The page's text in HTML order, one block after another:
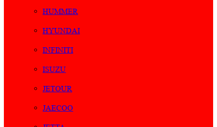
HUMMER
HYUNDAI
INFINITI
ISUZU
JETOUR
JAECOO